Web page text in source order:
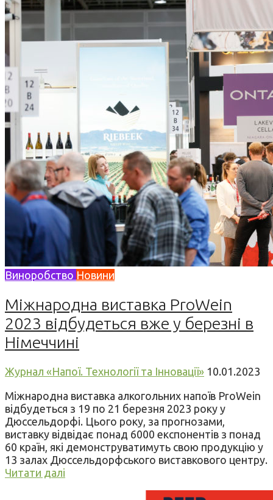
Виноробство Новини
Міжнародна виставка ProWein
2023 відбудеться вже у березні в
Німеччині
Журнал «Напої. Технології та Інновації» 10.01.2023
Міжнародна виставка алкогольних напоїв ProWein
відбудеться з 19 по 21 березня 2023 року у
Дюссельдорфі. Цього року, за прогнозами,
виставку відвідає понад 6000 експонентів з понад
60 країн, які демонструватимуть свою продукцію у
13 залах Дюссельдорфського виставкового центру.
Читати далі